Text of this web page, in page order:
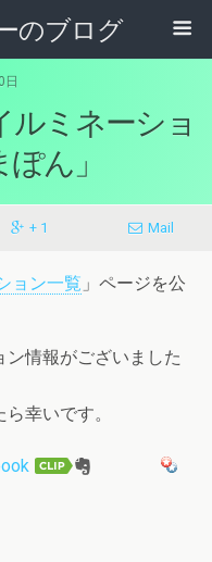
のブログ
日
ルミネーショ
ん」
+ 1 Mail
ョン一覧 」ページを公
情報がございました
幸いです。